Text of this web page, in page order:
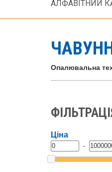
АЛФАВІТНИЙ
Опалювальна
Ціна
-